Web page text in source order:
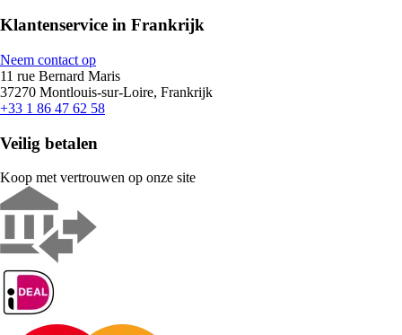
Klantenservice in Frankrijk
Neem contact op
11 rue Bernard Maris
37270 Montlouis-sur-Loire, Frankrijk
+33 1 86 47 62 58
Veilig betalen
Koop met vertrouwen op onze site